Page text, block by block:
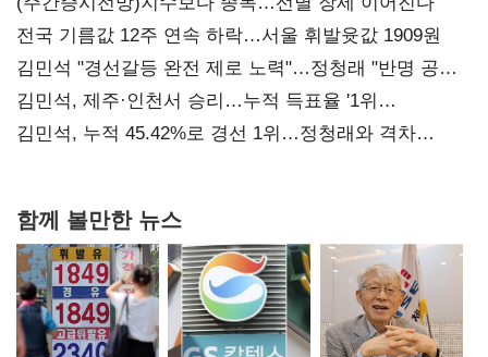
전국 기름값 12주 연속 하락…서울 휘발윳값 1909원
김민석 "경선갈등 완전 제로 노력"…정청래 "반명 공세
사과부터"
김민석, 제주·인천서 승리…누적 득표율 '1위
탈환'(종합)
김민석, 누적 45.42%로 경선 1위…정청래와 격차
함께 볼만한 뉴스